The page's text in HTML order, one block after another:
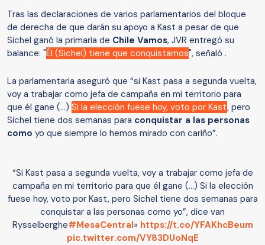
Tras las declaraciones de varios parlamentarios del bloque
de derecha de que darán su apoyo a Kast a pesar de que
Sichel ganó la primaria de Chile Vamos, JVR entregó su
balance: "Él (Sichel) tiene que conquistarnos", señaló .
La parlamentaria aseguró que “si Kast pasa a segunda vuelta,
voy a trabajar como jefa de campaña en mi territorio para
que él gane (...) Si la elección fuese hoy, voto por Kast, pero
Sichel tiene dos semanas para conquistar a las personas
como yo que siempre lo hemos mirado con cariño”.
“Si Kast pasa a segunda vuelta, voy a trabajar como jefa de
campaña en mi territorio para que él gane (...) Si la elección
fuese hoy, voto por Kast, pero Sichel tiene dos semanas para
conquistar a las personas como yo”, dice van
Rysselberghe#MesaCentral» https://t.co/YFAKhcBeum
pic.twitter.com/VY83DUoNqE